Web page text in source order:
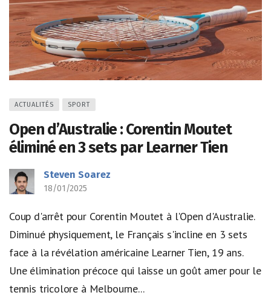
ACTUALITÉS SPORT
Open d’Australie : Corentin Moutet
éliminé en 3 sets par Learner Tien
Steven Soarez
18/01/2025
Coup d'arrêt pour Corentin Moutet à l'Open d'Australie.
Diminué physiquement, le Français s'incline en 3 sets
face à la révélation américaine Learner Tien, 19 ans.
Une élimination précoce qui laisse un goût amer pour le
tennis tricolore à Melbourne...